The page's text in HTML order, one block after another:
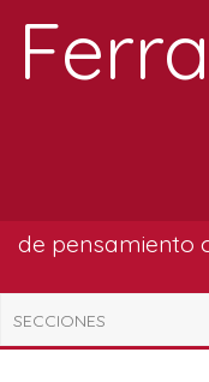
de pensamiento
SECCIONES